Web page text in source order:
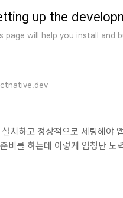
page will help you install and
치하고 정상적으로 세팅해야
비를 하는데 이렇게 엄청난 노